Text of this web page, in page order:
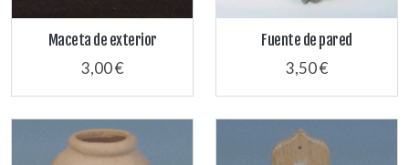
Maceta de exterior
3,00 €
Fuente de pared
3,50 €